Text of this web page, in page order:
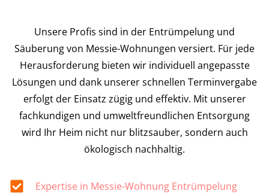
Unsere Profis sind in der Entrümpelung und
Säuberung von Messie-Wohnungen versiert. Für jede
Herausforderung bieten wir individuell angepasste
Lösungen und dank unserer schnellen Terminvergabe
erfolgt der Einsatz zügig und effektiv. Mit unserer
fachkundigen und umweltfreundlichen Entsorgung
wird Ihr Heim nicht nur blitzsauber, sondern auch
ökologisch nachhaltig.
Expertise in Messie-Wohnung Entrümpelung